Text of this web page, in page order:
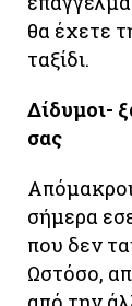
θα έχετε
ταξίδι.
Δίδυμοι-
σας
σήμερα
που δεν
Ωστόσο,